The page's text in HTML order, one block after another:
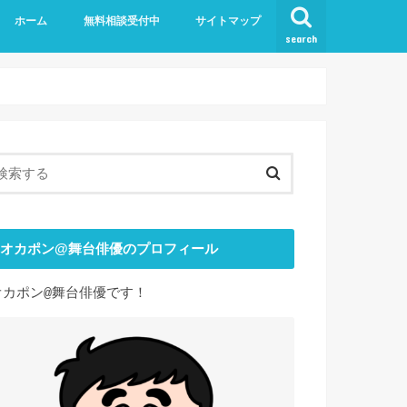
search
ホーム 無料相談受付中 サイトマップ
オカポン@舞台俳優のプロフィール
カポン@舞台俳優です！